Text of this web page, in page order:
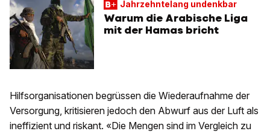
Jahrzehntelang undenkbar
Warum die Arabische Liga
mit der Hamas bricht
Hilfsorganisationen begrüssen die Wiederaufnahme der
Versorgung, kritisieren jedoch den Abwurf aus der Luft als
ineffizient und riskant. «Die Mengen sind im Vergleich zu